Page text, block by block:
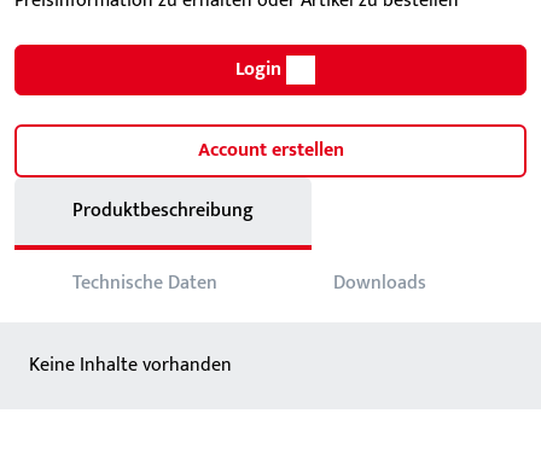
Login
Account erstellen
Produktbeschreibung
Technische Daten Downloads
Keine Inhalte vorhanden